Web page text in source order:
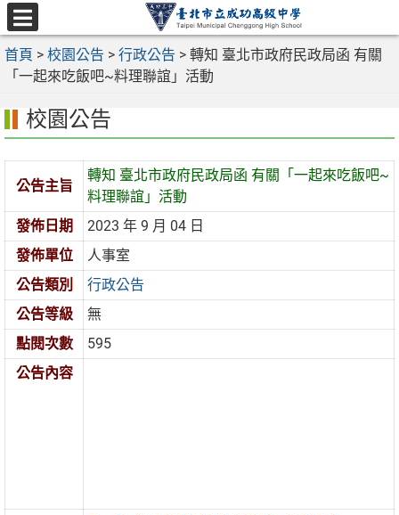
跳
至
主
區
選
單
首頁 > 校園公告 > 行政公告 > 轉知 臺北市政府民政局函 有關
「一起來吃飯吧~料理聯誼」活動
校園公告
公告主旨
轉知 臺北市政府民政局函 有關「一起來吃飯吧~
料理聯誼」活動
發佈日期
2023 年 9 月 04 日
發佈單位
人事室
公告類別
行政公告
公告等級
無
點閱次數
595
公告內容